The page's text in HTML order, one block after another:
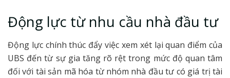
Động lực từ nhu cầu nhà đầu tư
Động lực chính thúc đẩy việc xem xét lại quan điểm của
UBS đến từ sự gia tăng rõ rệt trong mức độ quan tâm
đối với tài sản mã hóa từ nhóm nhà đầu tư có giá trị tài